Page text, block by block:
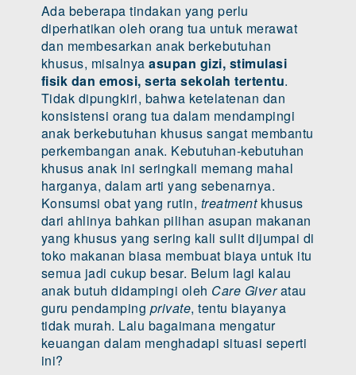
Ada beberapa tindakan yang perlu
diperhatikan oleh orang tua untuk merawat
dan membesarkan anak berkebutuhan
khusus, misalnyaasupan gizi, stimulasi
fisik dan emosi, serta sekolah tertentu.
Tidak dipungkiri, bahwa ketelatenan dan
konsistensi orang tua dalam mendampingi
anak berkebutuhan khusus sangat membantu
perkembangan anak. Kebutuhan-kebutuhan
khusus anak ini seringkali memang mahal
harganya, dalam arti yang sebenarnya.
Konsumsi obat yang rutin, treatmentkhusus
dari ahlinya bahkan pilihan asupan makanan
yang khusus yang sering kali sulit dijumpai di
toko makanan biasa membuat biaya untuk itu
semua jadi cukup besar. Belum lagi kalau
anak butuh didampingi oleh Care Giveratau
guru pendamping private, tentu biayanya
tidak murah. Lalu bagaimana mengatur
keuangan dalam menghadapi situasi seperti
ini?